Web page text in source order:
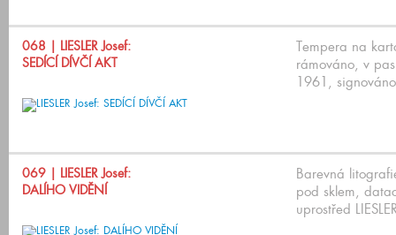
068 | LIESLER Josef:
SEDÍCÍ DÍVČÍ AKT
Tempera na
rámováno, v
1961,
069 | LIESLER Josef:
DALÍHO VIDĚNÍ
Barevná
pod sklem,
uprostřed